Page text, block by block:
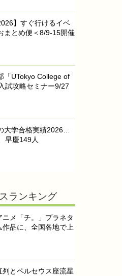
】すぐ行けるイベ
まとめ便＜8/9-15開催
「UTokyo College of
試攻略セミナー9/27
大学合格実績2026…
早慶149人
ランキング
ニメ「チ。」プラネタ
作品に、全国各地で上
列とペルセウス座流星